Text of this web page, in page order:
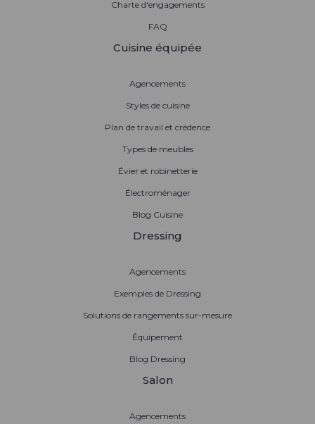
Charte d'engagements
FAQ
Cuisine équipée
Agencements
Styles de cuisine
Plan de travail et crédence
Types de meubles
Évier et robinetterie
Électroménager
Blog Cuisine
Dressing
Agencements
Exemples de Dressing
Solutions de rangements sur-mesure
Équipement
Blog Dressing
Salon
Agencements